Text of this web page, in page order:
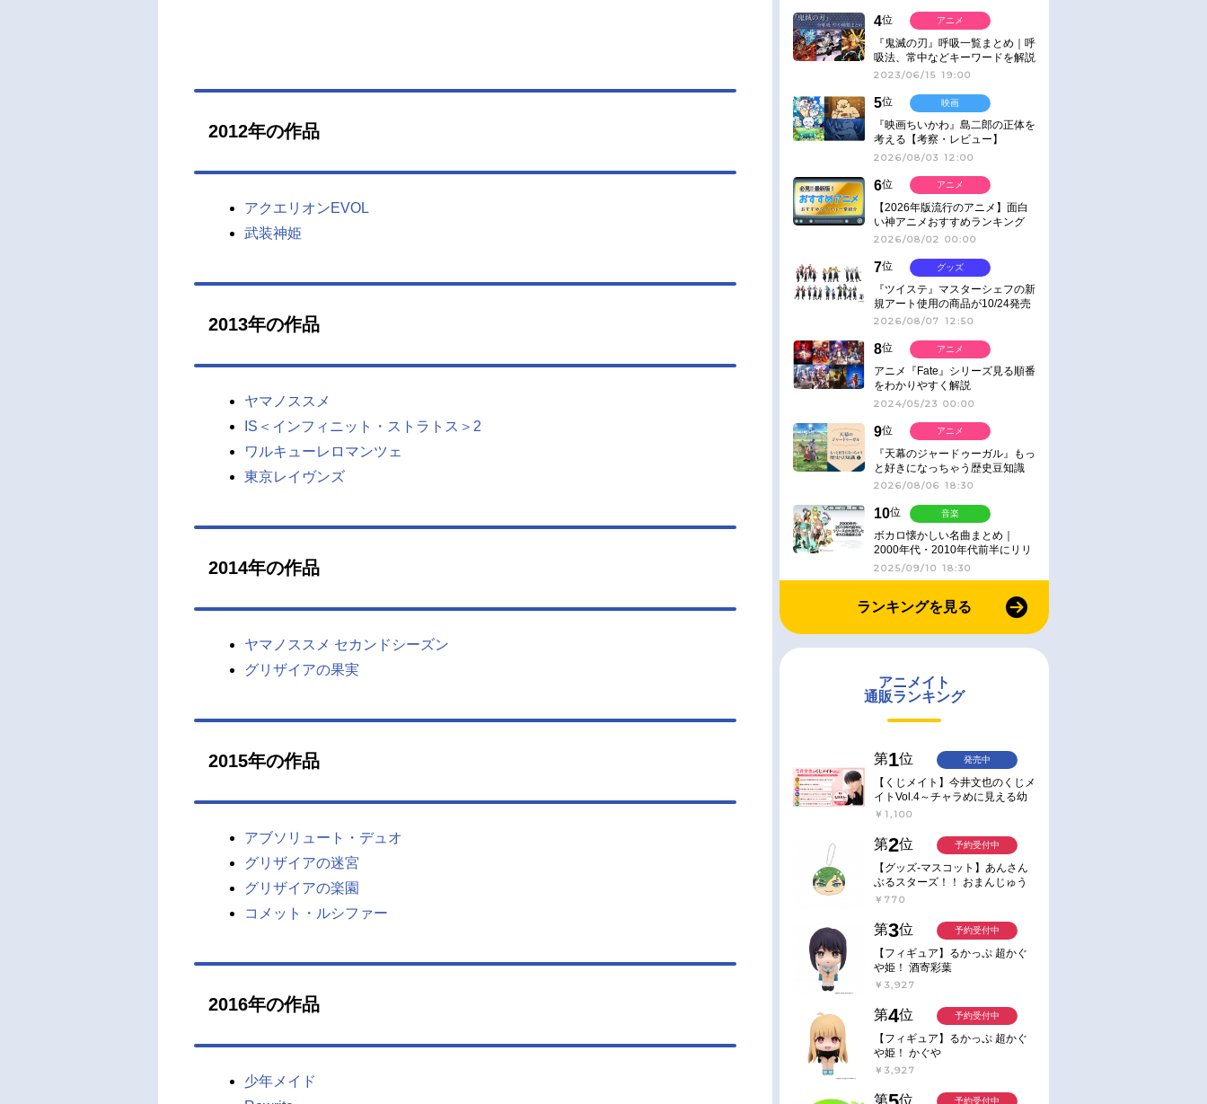
2012年の作品
アクエリオンEVOL
武装神姫
2013年の作品
ヤマノススメ
IS＜インフィニット・ストラトス＞2
ワルキューレロマンツェ
東京レイヴンズ
2014年の作品
ヤマノススメ セカンドシーズン
グリザイアの果実
2015年の作品
アブソリュート・デュオ
グリザイアの迷宮
グリザイアの楽園
コメット・ルシファー
2016年の作品
少年メイド
4位
『鬼滅の刃』呼吸一覧まとめ｜呼
吸法、常中などキーワードを解説
2023/06/15 19:00
アニメ
5位
『映画ちいかわ』島二郎の正体を
考える【考察・レビュー】
2026/08/03 12:00
映画
6位
【2026年版流行のアニメ】面白
い神アニメおすすめランキング
【名作・話題作】｜ジャンル別人
2026/08/02 00:00
アニメ
7位
『ツイステ』マスターシェフの新
規アート使用の商品が10/24発売
2026/08/07 12:50
グッズ
8位
アニメ『Fate』シリーズ見る順番
をわかりやすく解説
2024/05/23 00:00
アニメ
9位
『天幕のジャードゥーガル』もっ
と好きになっちゃう歴史豆知識
2026/08/06 18:30
アニメ
10位
ボカロ懐かしい名曲まとめ｜
2000年代・2010年代前半にリリ
ースされた楽曲紹介
2025/09/10 18:30
音楽
ランキングを見る
アニメイト
通販ランキング
第1位
【くじメイト】今井文也のくじメ
イトVol.4～チャラめに見える幼
馴染、実は一途で独占欲が強いん
￥1,100
発売中
第2位
【グッズ-マスコット】あんさん
ぶるスターズ！！ おまんじゅう
にぎにぎマスコット ねくすと2
￥770
予約受付中
第3位
【フィギュア】るかっぷ 超かぐ
や姫！ 酒寄彩葉
￥3,927
予約受付中
第4位
【フィギュア】るかっぷ 超かぐ
や姫！ かぐや
￥3,927
予約受付中
第 位 予約受付中